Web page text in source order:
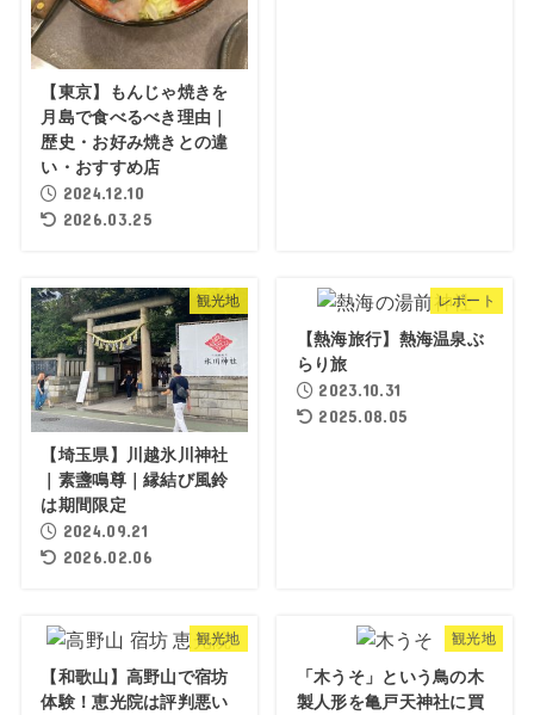
【東京】もんじゃ焼きを
月島で食べるべき理由｜
歴史・お好み焼きとの違
い・おすすめ店
2024.12.10
2026.03.25
観光地
【埼玉県】川越氷川神社
｜素盞鳴尊｜縁結び風鈴
は期間限定
2024.09.21
2026.02.06
レポート
【熱海旅行】熱海温泉ぶ
らり旅
2023.10.31
2025.08.05
観光地
【和歌山】高野山で宿坊
体験！恵光院は評判悪い
観光地
「木うそ」という鳥の木
製人形を亀戸天神社に買